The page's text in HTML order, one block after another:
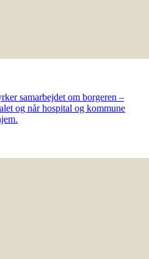
samarbejdet om borgeren –
og når hospital og kommune